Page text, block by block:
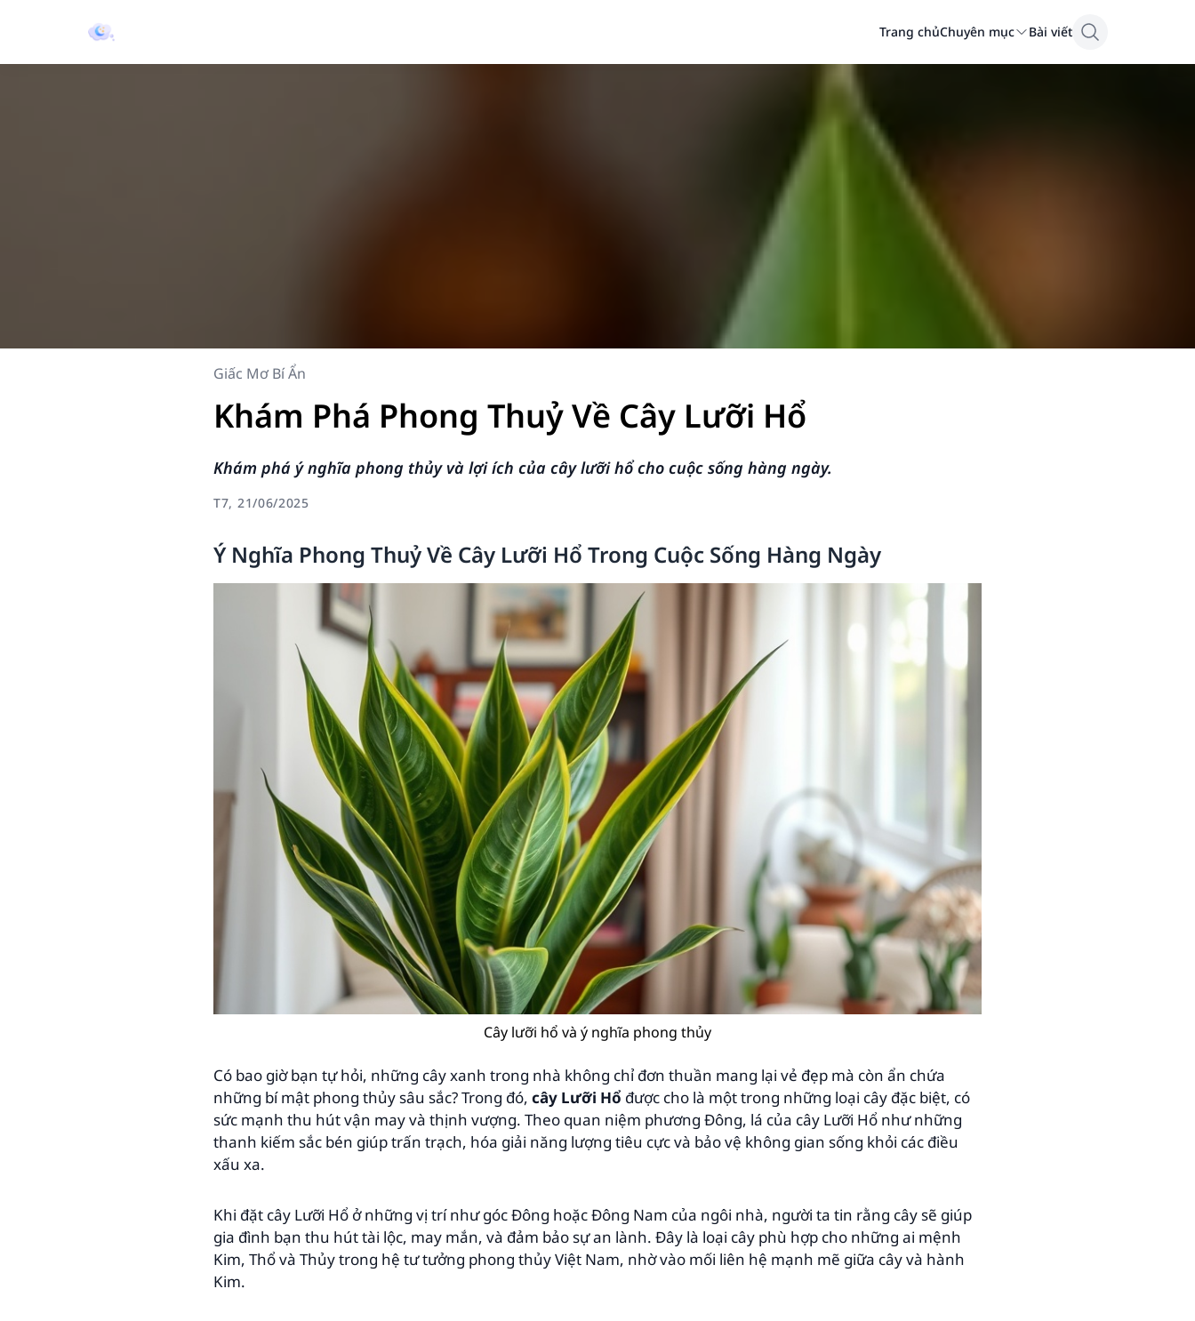
Trang chủChuyên mục Bài viết
Giấc Mơ Bí Ẩn
Khám Phá Phong Thuỷ Về Cây Lưỡi Hổ
Khám phá ý nghĩa phong thủy và lợi ích của cây lưỡi hổ cho cuộc sống hàng ngày.
T7, 21/06/2025
Ý Nghĩa Phong Thuỷ Về Cây Lưỡi Hổ Trong Cuộc Sống Hàng Ngày
Cây lưỡi hổ và ý nghĩa phong thủy
Có bao giờ bạn tự hỏi, những cây xanh trong nhà không chỉ đơn thuần mang lại vẻ đẹp mà còn ẩn chứa
những bí mật phong thủy sâu sắc? Trong đó, cây Lưỡi Hổ được cho là một trong những loại cây đặc biệt, có
sức mạnh thu hút vận may và thịnh vượng. Theo quan niệm phương Đông, lá của cây Lưỡi Hổ như những
thanh kiếm sắc bén giúp trấn trạch, hóa giải năng lượng tiêu cực và bảo vệ không gian sống khỏi các điều
xấu xa.
Khi đặt cây Lưỡi Hổ ở những vị trí như góc Đông hoặc Đông Nam của ngôi nhà, người ta tin rằng cây sẽ giúp
gia đình bạn thu hút tài lộc, may mắn, và đảm bảo sự an lành. Đây là loại cây phù hợp cho những ai mệnh
Kim, Thổ và Thủy trong hệ tư tưởng phong thủy Việt Nam, nhờ vào mối liên hệ mạnh mẽ giữa cây và hành
Kim.